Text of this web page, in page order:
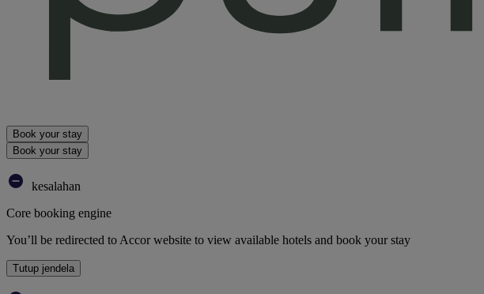
Book your stay
Book your stay
kesalahan
Core booking engine
You’ll be redirected to Accor website to view available hotels and book your stay
Tutup jendela